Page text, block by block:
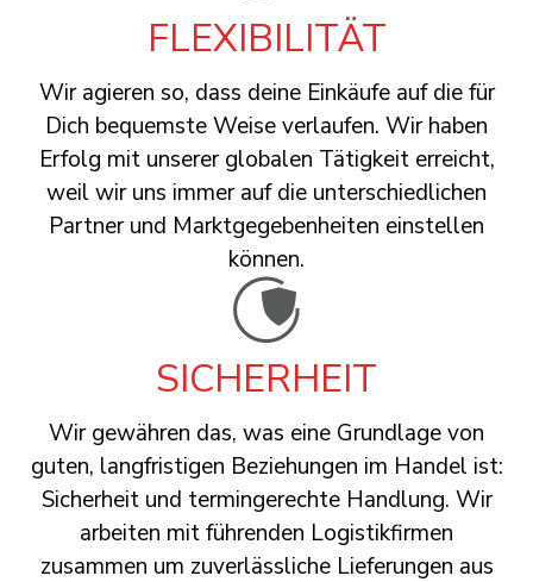
FLEXIBILITÄT
Wir agieren so, dass deine Einkäufe auf die für
Dich bequemste Weise verlaufen. Wir haben
Erfolg mit unserer globalen Tätigkeit erreicht,
weil wir uns immer auf die unterschiedlichen
Partner und Marktgegebenheiten einstellen
können.
SICHERHEIT
Wir gewähren das, was eine Grundlage von
guten, langfristigen Beziehungen im Handel ist:
Sicherheit und termingerechte Handlung. Wir
arbeiten mit führenden Logistikfirmen
zusammen um zuverlässliche Lieferungen aus